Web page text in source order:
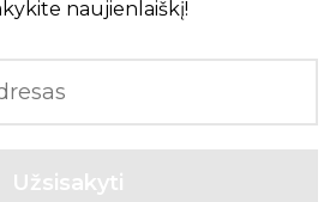
naujienlaiškį!